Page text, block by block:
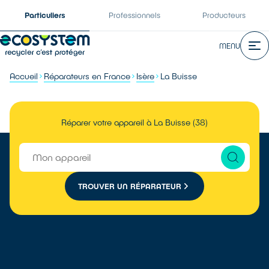
Particuliers Professionnels Producteurs
MENU
Accueil Réparateurs en France Isère La Buisse
Réparer votre appareil à La Buisse (38)
TROUVER UN RÉPARATEUR